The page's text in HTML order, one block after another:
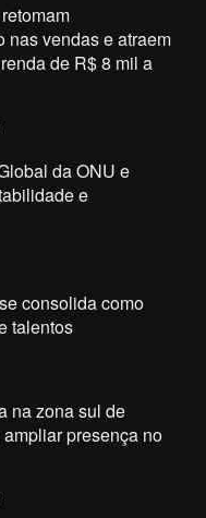
nas vendas e atraem
de R$ 8 mil a
da ONU e
e
consolida como
talentos
na zona sul de
presença no